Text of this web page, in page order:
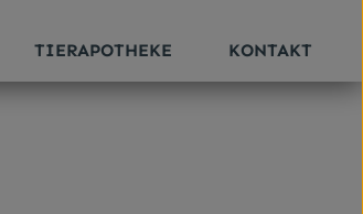
TIERAPOTHEKE KONTAKT